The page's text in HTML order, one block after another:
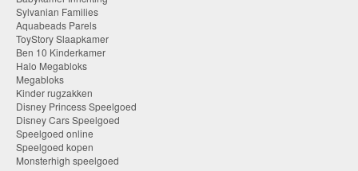
Sylvanian Families
Aquabeads Parels
ToyStory Slaapkamer
Ben 10 Kinderkamer
Halo Megabloks
Megabloks
Kinder rugzakken
Disney Princess Speelgoed
Disney Cars Speelgoed
Speelgoed online
Speelgoed kopen
Monsterhigh speelgoed